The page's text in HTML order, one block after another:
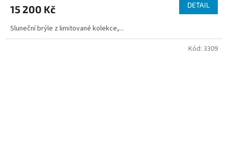
15 200 Kč DETAIL
Sluneční brýle z limitované kolekce,...
Kód: 3309